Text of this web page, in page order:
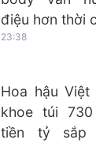
điệu hơn thời
23:38
Hoa hậu Việt
khoe túi
tiền tỷ sắp